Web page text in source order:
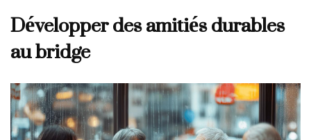
Développer des amitiés durables
au bridge